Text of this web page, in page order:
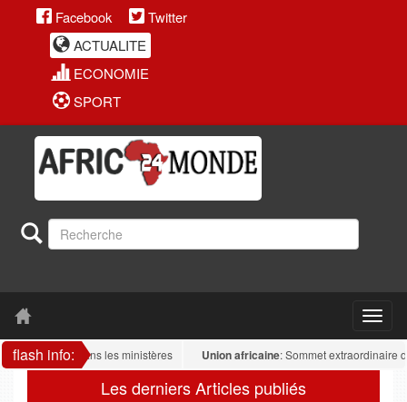
Facebook
Twitter
ACTUALITE
ECONOMIE
SPORT
flash info:
antidrogue dans les ministères Union africaine: Sommet extraordinaire de
Les derniers Articles publiés